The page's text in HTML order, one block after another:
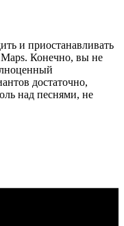
и приостанавливать
Конечно, вы не
достаточно,
над песнями, не